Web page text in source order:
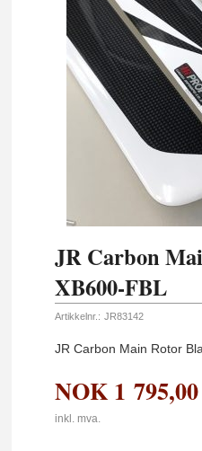
JR Carbon
XB600-FBL
Artikkelnr.: JR83142
JR Carbon Main Rotor
NOK 1 795,00
inkl. mva.